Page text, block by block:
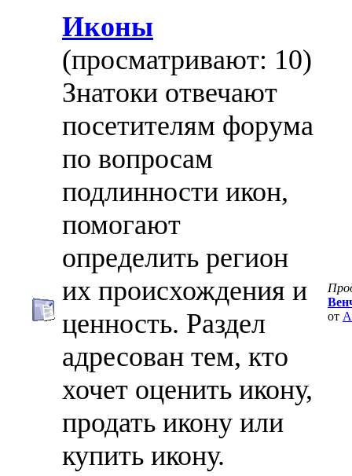
Иконы
(просматривают: 10)
Знатоки отвечают
посетителям форума
по вопросам
подлинности икон,
помогают
определить регион
их происхождения и
ценность. Раздел
адресован тем, кто
хочет оценить икону,
продать икону или
купить икону.
от